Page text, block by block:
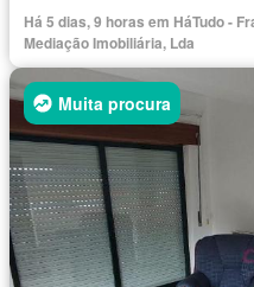
Há 5 dias, 9 horas em HáTudo -
Mediação Imobiliária, Lda
Muita procura